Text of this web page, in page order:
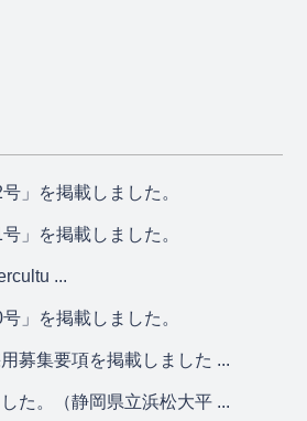
」を掲載しました。
」を掲載しました。
...
」を掲載しました。
募集要項を掲載しました ...
た。（静岡県立浜松大平 ...